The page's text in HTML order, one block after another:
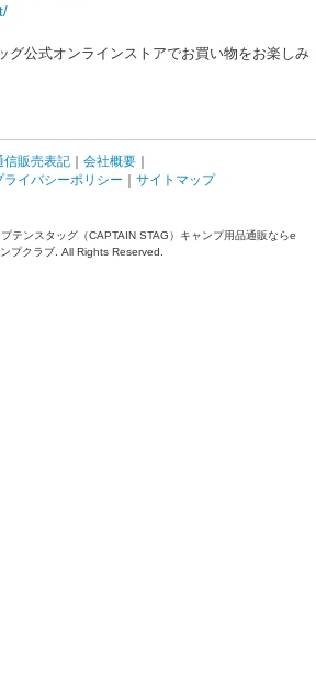
グ公式オンラインストアでお買い物をお楽しみ
信販売表記 ｜ 会社概要 ｜
ライバシーポリシー ｜ サイトマップ
テンスタッグ（CAPTAIN STAG）キャンプ用品通販ならe
プクラブ. All Rights Reserved.